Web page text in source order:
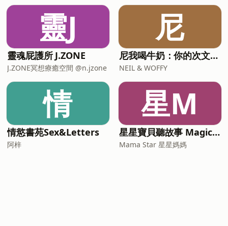
靈J
靈魂屁護所 J.ZONE
J.ZONE冥想療癒空間 @n.jzone
尼
尼我喝牛奶：你的次文化指南
NEIL & WOFFY
情
情慾書苑Sex&Letters
阿梓
星M
星星寶貝聽故事 Magic Chinese Stories for Kids
Mama Star 星星媽媽